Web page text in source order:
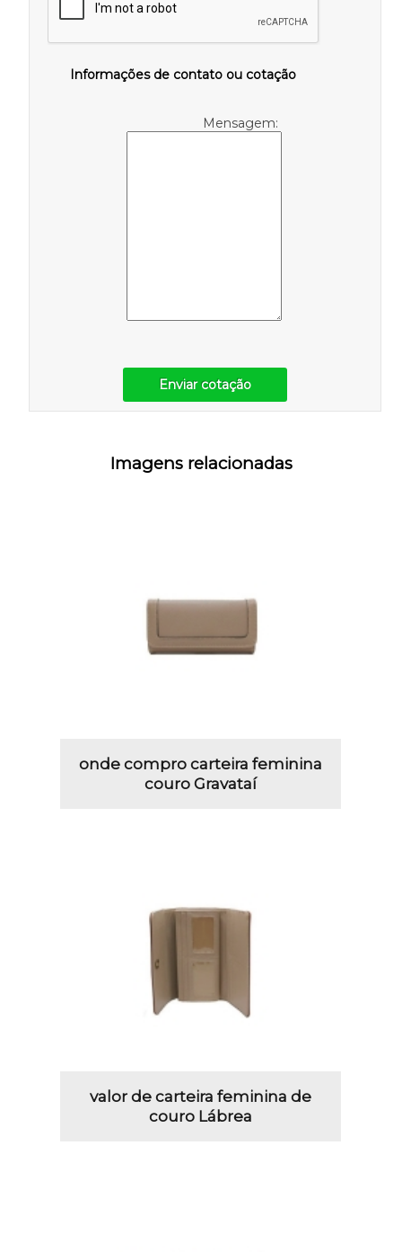
Informações de contato ou cotação
Mensagem:
Enviar cotação
Imagens relacionadas
onde compro carteira feminina
couro Gravataí
valor de carteira feminina de
couro Lábrea